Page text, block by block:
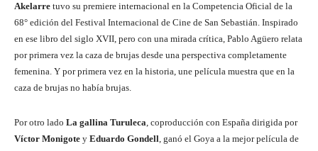
Akelarre tuvo su premiere internacional en la Competencia Oficial de la
68° edición del Festival Internacional de Cine de San Sebastián. Inspirado
en ese libro del siglo XVII, pero con una mirada crítica, Pablo Agüero relata
por primera vez la caza de brujas desde una perspectiva completamente
femenina. Y por primera vez en la historia, une película muestra que en la
caza de brujas no había brujas.
Por otro lado La gallina Turuleca, coproducción con España dirigida por
Víctor Monigote y Eduardo Gondell, ganó el Goya a la mejor película de